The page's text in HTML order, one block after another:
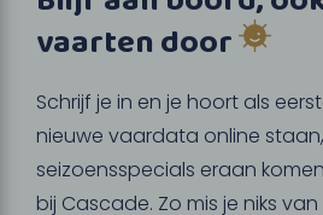
vaarten door
Schrijf je in en je hoort als
nieuwe vaardata online
seizoensspecials eraan
bij Cascade. Zo mis je niks